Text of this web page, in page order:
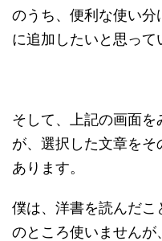
のうち、便利な使い分
に追加したいと思って
そして、上記の画面
が、選択した文章を
あります。
僕は、洋書を読んだ
のところ使いませんが